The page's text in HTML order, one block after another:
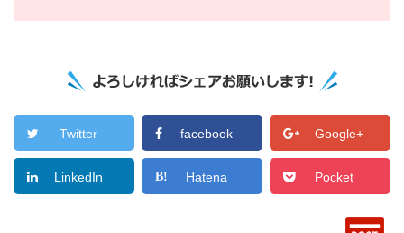
Twitter facebook Google+
LinkedIn Hatena Pocket